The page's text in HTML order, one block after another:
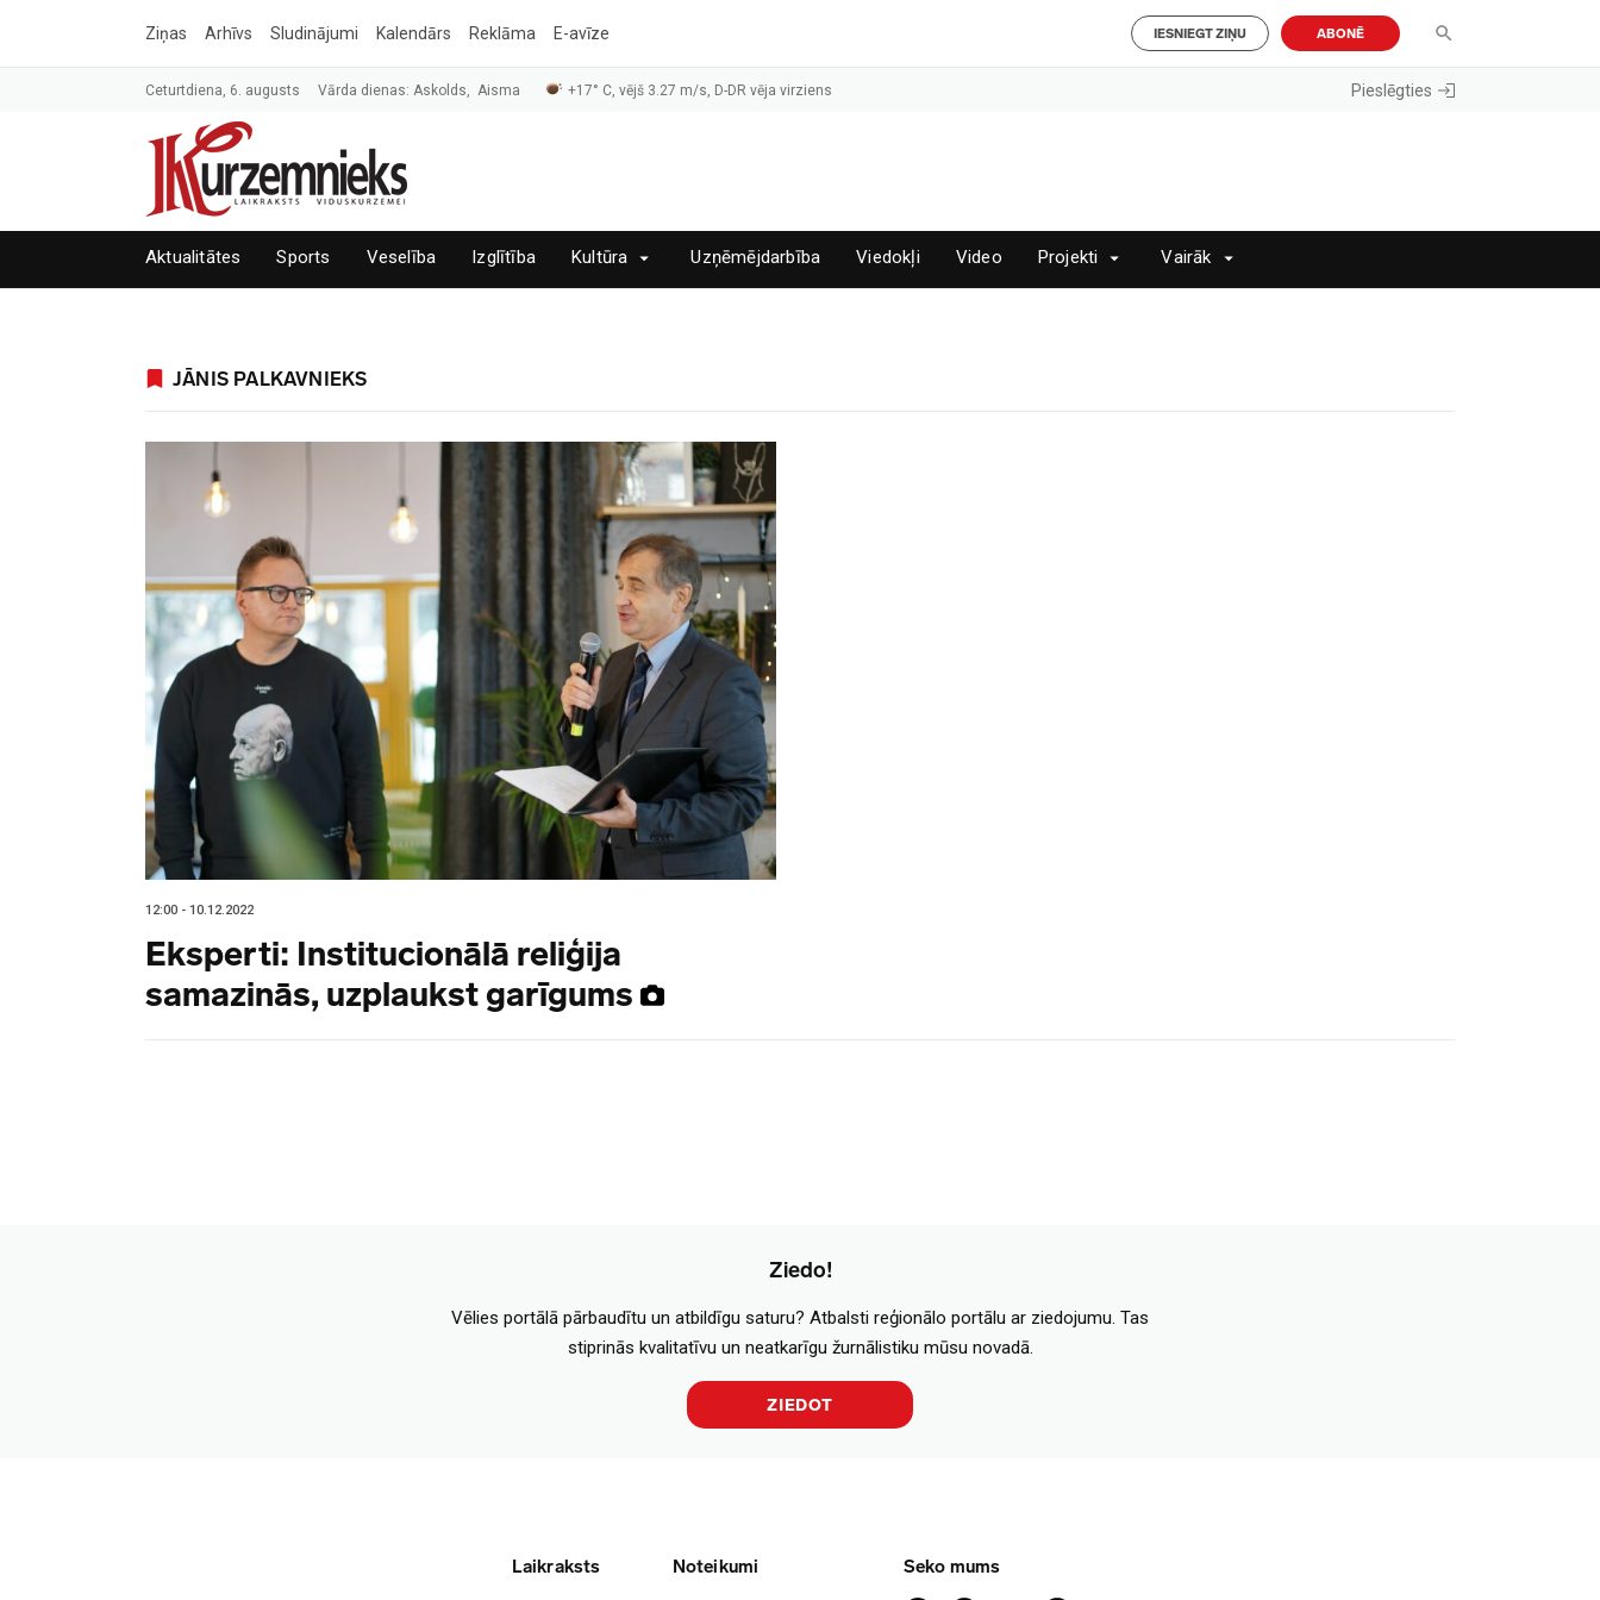
Ziņas Arhīvs Sludinājumi Kalendārs Reklāma E-avīze IESNIEGT ZIŅU ABONĒ
Ceturtdiena, 6. augusts Vārda dienas: Askolds, Aisma +17° C, vējš 3.27 m/s, D-DR vēja virziens Pieslēgties
Aktualitātes Sports Veselība Izglītība Kultūra Uzņēmējdarbība Viedokļi Video Projekti Vairāk
JĀNIS PALKAVNIEKS
12:00 - 10.12.2022
Eksperti: Institucionālā reliģija
samazinās, uzplaukst garīgums
Ziedo!
Vēlies portālā pārbaudītu un atbildīgu saturu? Atbalsti reģionālo portālu ar ziedojumu. Tas
stiprinās kvalitatīvu un neatkarīgu žurnālistiku mūsu novadā.
ZIEDOT
Laikraksts Noteikumi Seko mums